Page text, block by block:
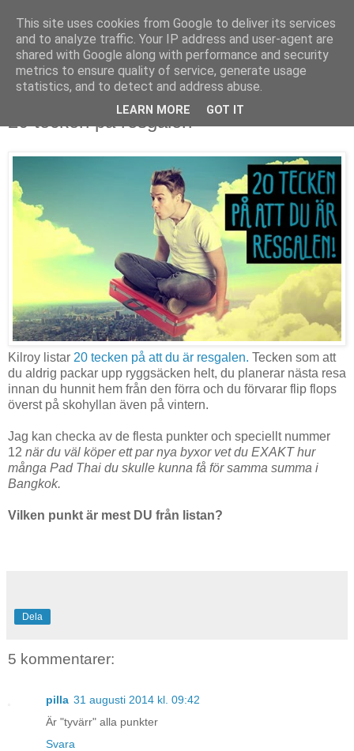
20 tecken på resgalen
Kilroy listar 20 tecken på att du är resgalen. Tecken som att
du aldrig packar upp ryggsäcken helt, du planerar nästa resa
innan du hunnit hem från den förra och du förvarar flip flops
överst på skohyllan även på vintern.
Jag kan checka av de flesta punkter och speciellt nummer
12 när du väl köper ett par nya byxor vet du EXAKT hur
många Pad Thai du skulle kunna få för samma summa i
Bangkok.
Vilken punkt är mest DU från listan?
Dela
5 kommentarer:
pilla 31 augusti 2014 kl. 09:42
Är "tyvärr" alla punkter
Svara
This site uses cookies from Google to deliver its services
and to analyze traffic. Your IP address and user-agent are
shared with Google along with performance and security
metrics to ensure quality of service, generate usage
statistics, and to detect and address abuse.
LEARN MORE GOT IT